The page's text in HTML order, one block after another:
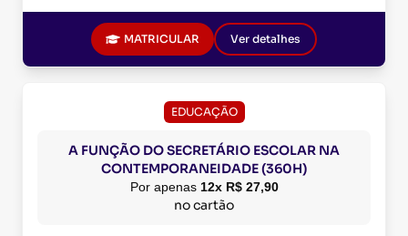
MATRICULAR Ver detalhes
EDUCAÇÃO
A FUNÇÃO DO SECRETÁRIO ESCOLAR NA
CONTEMPORANEIDADE (360H)
Por apenas 12x R$ 27,90
no cartão